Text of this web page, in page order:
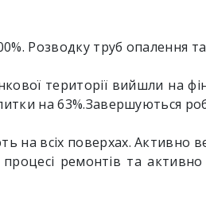
Розводку труб опалення
території вийшли на
на 63%.Завершуються
всіх поверхах. Активно
ремонтів та